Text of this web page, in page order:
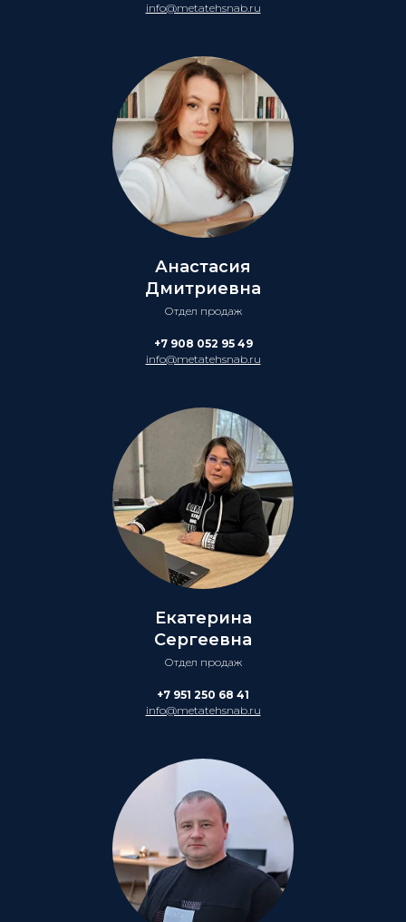
info@metatehsnab.ru
Анастасия
Дмитриевна
Отдел продаж
+7 908 052 95 49
info@metatehsnab.ru
Екатерина
Сергеевна
Отдел продаж
+7 951 250 68 41
info@metatehsnab.ru